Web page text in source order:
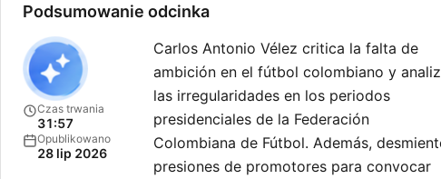
Podsumowanie odcinka
Czas trwania
31:57
Opublikowano
28 lip 2026
Carlos Antonio Vélez critica la falta de
ambición en el fútbol colombiano y
las irregularidades en los periodos
presidenciales de la Federación
Colombiana de Fútbol. Además,
presiones de promotores para convocar